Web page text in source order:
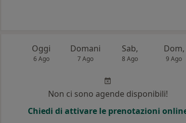
Oggi
6 Ago
Domani
7 Ago
Sab,
8 Ago
Dom,
9 Ago
Non ci sono agende disponibili!
Chiedi di attivare le prenotazioni